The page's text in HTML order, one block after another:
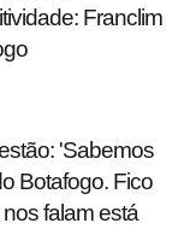
Franclim
'Sabemos
Botafogo. Fico
falam está